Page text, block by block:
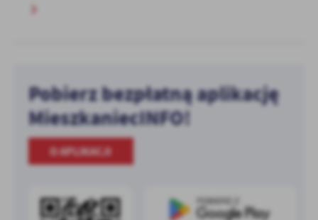
Pobierz bezpłatną aplikację
MieszkaniecINFO!
O APLIKACJI